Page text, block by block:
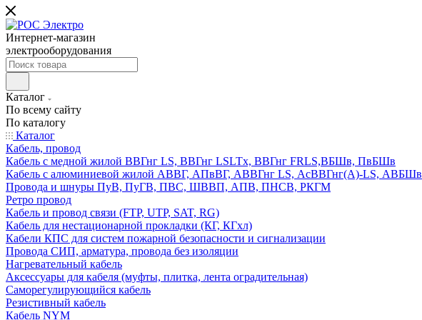
Интернет-магазин
электрооборудования
Каталог
По всему сайту
По каталогу
Каталог
Кабель, провод
Кабель с медной жилой ВВГнг LS, ВВГнг LSLTx, ВВГнг FRLS,ВБШв, ПвБШв
Кабель с алюминиевой жилой АВВГ, АПвВГ, АВВГнг LS, АсВВГнг(А)-LS, АВБШв
Провода и шнуры ПуВ, ПуГВ, ПВС, ШВВП, АПВ, ПНСВ, РКГМ
Ретро провод
Кабель и провод связи (FTP, UTP, SAT, RG)
Кабель для нестационарной прокладки (КГ, КГхл)
Кабели КПС для систем пожарной безопасности и сигнализации
Провода СИП, арматура, провода без изоляции
Нагревательный кабель
Аксессуары для кабеля (муфты, плитка, лента оградительная)
Саморегулирующийся кабель
Резистивный кабель
Кабель NYM